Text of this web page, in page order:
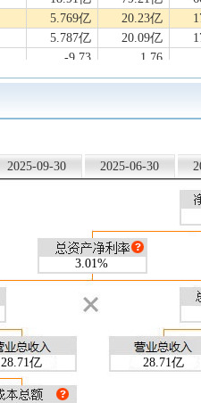
5.769亿 20.23亿
5.787亿 20.09亿
-9.73
1.76
-9.39
-1.84
-2.58
1.47
-2.00
-2.49
26-03-31 25-12-31
9.95
65.87
65.90
25.22
20.06
--
0.285
0.262
14.99
15.76
26-03-31
2025-09-30 2025-06-30
3.01%
28.71亿 28.71亿